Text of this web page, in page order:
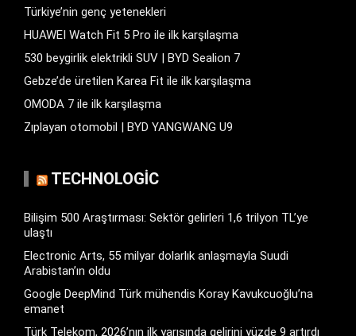
Türkiye’nin genç yetenekleri
HUAWEI Watch Fit 5 Pro ile ilk karşılaşma
530 beygirlik elektrikli SUV | BYD Sealion 7
Gebze’de üretilen Karea Fit ile ilk karşılaşma
OMODA 7 ile ilk karşılaşma
Zıplayan otomobil | BYD YANGWANG U9
TECHNOLOGIC
Bilişim 500 Araştırması: Sektör gelirleri 1,6 trilyon TL’ye
ulaştı
Electronic Arts, 55 milyar dolarlık anlaşmayla Suudi
Arabistan’ın oldu
Google DeepMind Türk mühendis Koray Kavukcuoğlu’na
emanet
Türk Telekom, 2026’nın ilk yarısında gelirini yüzde 9 artırdı